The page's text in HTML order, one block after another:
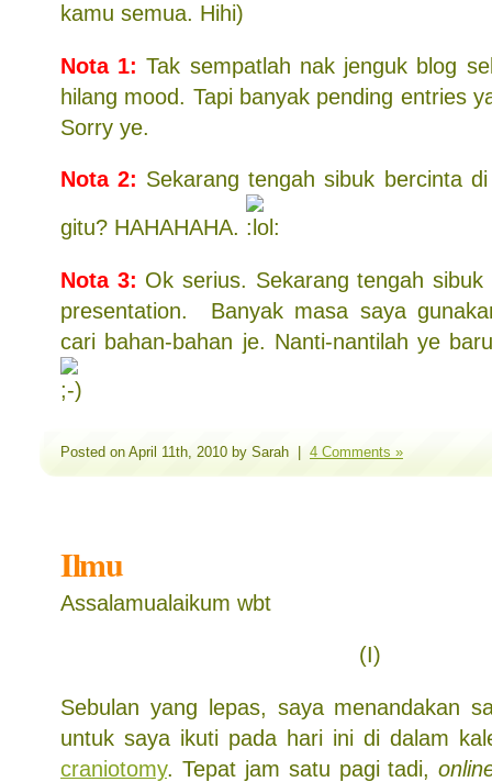
kamu semua. Hihi)
Nota 1: Tak sempatlah nak jenguk blog
hilang mood. Tapi banyak pending entries
Sorry ye.
Nota 2: Sekarang tengah sibuk bercinta
gitu? HAHAHAHA.
Nota 3: Ok serius. Sekarang tengah
presentation. Banyak masa saya
cari bahan-bahan je. Nanti-nantilah ye
Posted on April 11th, 2010 by Sarah | 4 Comments »
Ilmu
Assalamualaikum wbt
(I)
Sebulan yang lepas, saya menandakan
untuk saya ikuti pada hari ini di dalam
craniotomy. Tepat jam satu pagi tadi,